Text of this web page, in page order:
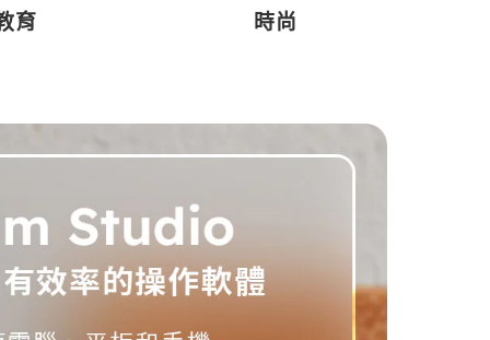
育 時尚